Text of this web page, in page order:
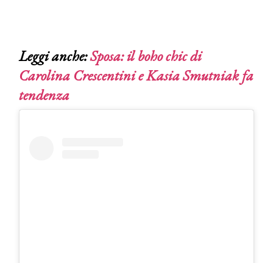
Leggi anche:Sposa: il boho chic di
Carolina Crescentini e Kasia Smutniak fa
tendenza